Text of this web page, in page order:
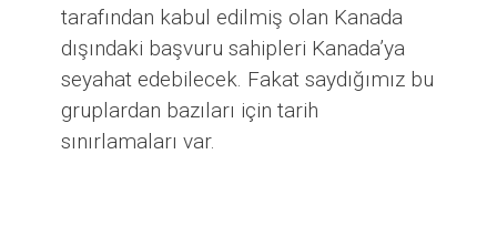
tarafından kabul edilmiş olan Kanada
dışındaki başvuru sahipleri Kanada’ya
seyahat edebilecek. Fakat saydığımız bu
gruplardan bazıları için tarih
sınırlamaları var.